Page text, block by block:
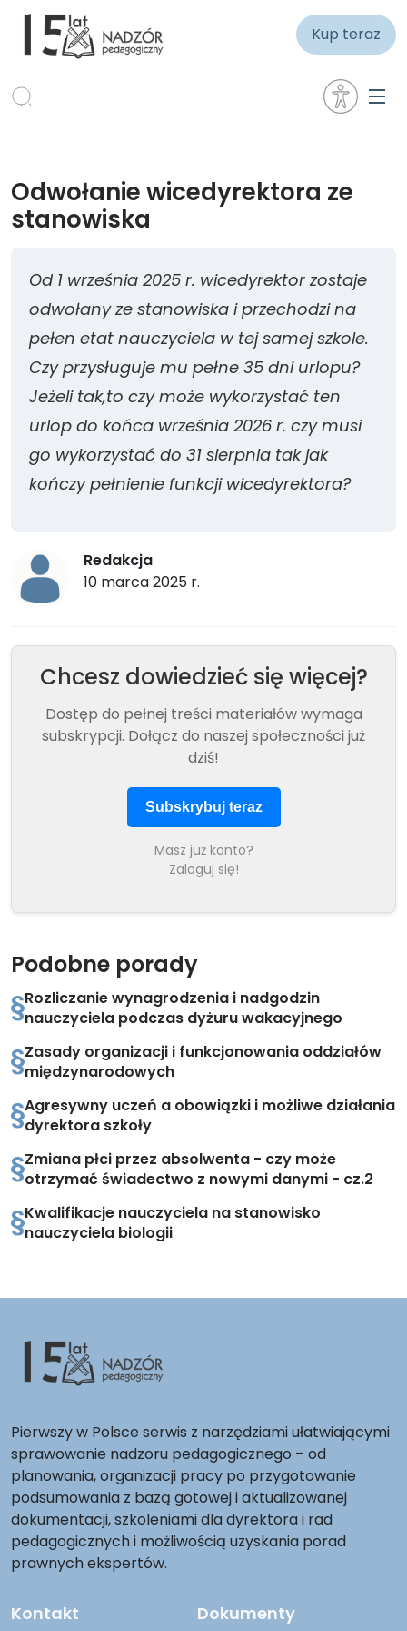
Kup teraz
Odwołanie wicedyrektora ze
stanowiska
Od 1 września 2025 r. wicedyrektor zostaje
odwołany ze stanowiska i przechodzi na
pełen etat nauczyciela w tej samej szkole.
Czy przysługuje mu pełne 35 dni urlopu?
Jeżeli tak,to czy może wykorzystać ten
urlop do końca września 2026 r. czy musi
go wykorzystać do 31 sierpnia tak jak
kończy pełnienie funkcji wicedyrektora?
Redakcja
10 marca 2025 r.
Chcesz dowiedzieć się więcej?
Dostęp do pełnej treści materiałów wymaga
subskrypcji. Dołącz do naszej społeczności już
dziś!
Subskrybuj teraz
Masz już konto?
Zaloguj się!
Podobne porady
Rozliczanie wynagrodzenia i nadgodzin
nauczyciela podczas dyżuru wakacyjnego
Zasady organizacji i funkcjonowania oddziałów
międzynarodowych
Agresywny uczeń a obowiązki i możliwe działania
dyrektora szkoły
Zmiana płci przez absolwenta - czy może
otrzymać świadectwo z nowymi danymi - cz.2
Kwalifikacje nauczyciela na stanowisko
nauczyciela biologii
Pierwszy w Polsce serwis z narzędziami ułatwiającymi
sprawowanie nadzoru pedagogicznego – od
planowania, organizacji pracy po przygotowanie
podsumowania z bazą gotowej i aktualizowanej
dokumentacji, szkoleniami dla dyrektora i rad
pedagogicznych i możliwością uzyskania porad
prawnych ekspertów.
Kontakt Dokumenty